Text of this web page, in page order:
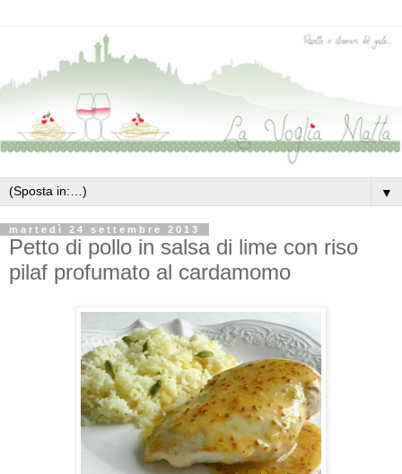
▼
martedì 24 settembre 2013
Petto di pollo in salsa di lime con riso
pilaf profumato al cardamomo